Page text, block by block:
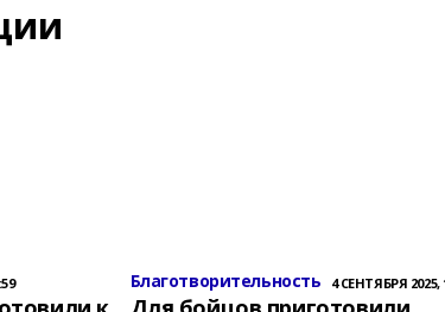
Благотворительность 4 СЕНТЯБРЯ 2025,